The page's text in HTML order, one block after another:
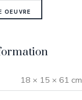
OEUVRE
18 × 15 × 61 cm